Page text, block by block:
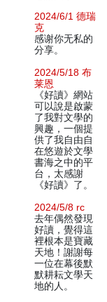
2024/6/1 德瑞
克
感谢你无私的
分享。
2024/5/18 布
莱恩
《好讀》網站
可以說是啟蒙
了我對文學的
興趣，一個提
供了我自由自
在悠遊於文學
書海之中的平
台，太感謝
《好讀》了。
2024/5/8 rc
去年偶然發現
好讀，覺得這
裡根本是寶藏
天地！謝謝每
一位在幕後默
默耕耘文學天
地的人。